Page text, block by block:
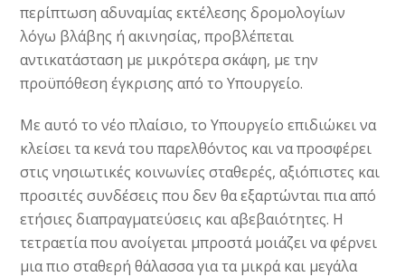
περίπτωση αδυναμίας εκτέλεσης δρομολογίων
λόγω βλάβης ή ακινησίας, προβλέπεται
αντικατάσταση με μικρότερα σκάφη, με την
προϋπόθεση έγκρισης από το Υπουργείο.
Με αυτό το νέο πλαίσιο, το Υπουργείο επιδιώκει να
κλείσει τα κενά του παρελθόντος και να προσφέρει
στις νησιωτικές κοινωνίες σταθερές, αξιόπιστες και
προσιτές συνδέσεις που δεν θα εξαρτώνται πια από
ετήσιες διαπραγματεύσεις και αβεβαιότητες. Η
τετραετία που ανοίγεται μπροστά μοιάζει να φέρνει
μια πιο σταθερή θάλασσα για τα μικρά και μεγάλα